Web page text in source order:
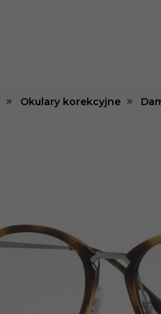
Okulary korekcyjne